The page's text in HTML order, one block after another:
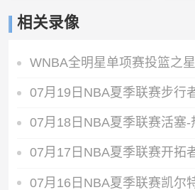
相关录像
WNBA全明星单项赛投篮之
07月19日NBA夏季联赛步行
07月18日NBA夏季联赛活塞-
07月17日NBA夏季联赛开拓
07月16日NBA夏季联赛凯尔